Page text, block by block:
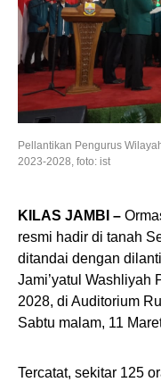
Pellantikan Pengurus
2023-2028, foto: ist
KILAS JAMBI –
resmi hadir di tanah
ditandai dengan
Jami’yatul Washliyah
2028, di Auditorium
Sabtu malam, 11
Tercatat, sekitar 125